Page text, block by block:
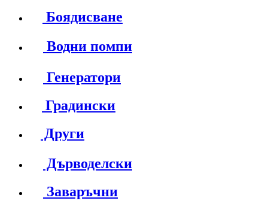
Боядисване
Водни помпи
Генератори
Градински
Други
Дърводелски
Заваръчни